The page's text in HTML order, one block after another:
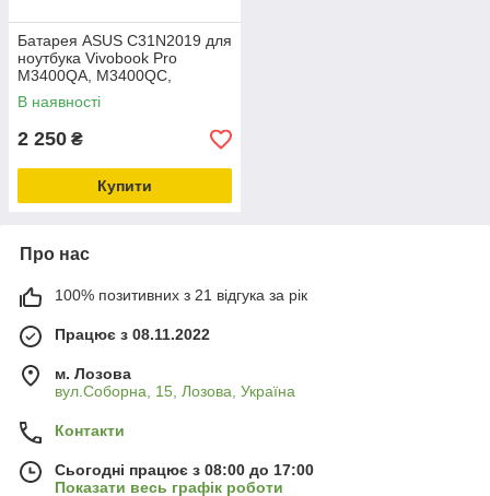
Батарея ASUS C31N2019 для
ноутбука Vivobook Pro
M3400QA, M3400QC,
X7400PC — 11.61V 5427mAh
63Wh
В наявності
2 250 ₴
Купити
Про нас
100% позитивних з 21 відгука за рік
Працює з 08.11.2022
м. Лозова
вул.Соборна, 15, Лозова, Україна
Контакти
Сьогодні працює з 08:00 до 17:00
Показати весь графік роботи